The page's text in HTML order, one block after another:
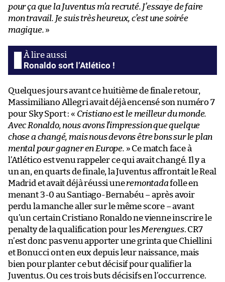
pour ça que la Juventus m’a recruté. J’essaye de faire
mon travail. Je suis très heureux, c’est une soirée
magique. »
Ronaldo sort l’Atlético !
Quelques jours avant ce huitième de finale retour,
Massimiliano Allegri avait déjà encensé son numéro 7
pour Sky Sport : « Cristiano est le meilleur du monde.
Avec Ronaldo, nous avons l’impression que quelque
chose a changé, mais nous devons être bons sur le plan
mental pour gagner en Europe. » Ce match face à
l’Atlético est venu rappeler ce qui avait changé. Il y a
un an, en quarts de finale, la Juventus affrontait le Real
Madrid et avait déjà réussi uneremontadafolle en
menant 3-0 au Santiago-Bernabéu – après avoir
perdu la manche aller sur le même score – avant
qu’un certain Cristiano Ronaldo ne vienne inscrire le
penalty de la qualification pour lesMerengues. CR7
n’est donc pas venu apporter une grinta que Chiellini
et Bonucci ont en eux depuis leur naissance, mais
bien pour planter ce but décisif pour qualifier la
Juventus. Ou ces trois buts décisifs en l’occurrence.